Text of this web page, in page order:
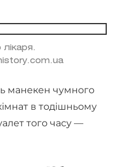
манекен чумного
в тодішньому
того часу —